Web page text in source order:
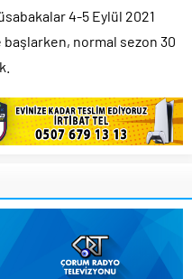
4-5 Eylül 2021
normal sezon 30